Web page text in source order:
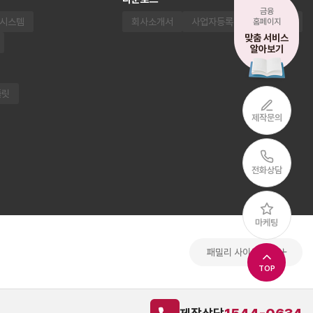
금융
홈페이지
맞춤 서비스
알아보기
제작문의
전화상담
마케팅
TOP
스템
회사소개서 사업자등록증 통장사본
패밀리 사이트